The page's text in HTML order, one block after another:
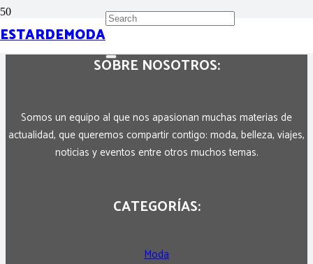
ESTARDEMODA
SOBRE NOSOTROS:
Somos un equipo al que nos apasionan muchas materias de
actualidad, que queremos compartir contigo: moda, belleza, viajes,
noticias y eventos entre otros muchos temas.
CATEGORÍAS:
Moda